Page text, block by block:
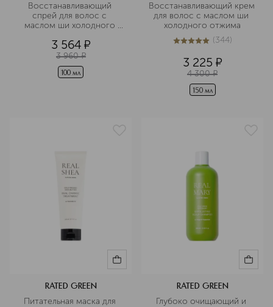
Восстанавливающий
спрей для волос с
маслом ши холодного
3 564 ¤
3 960 ¤
100 мл
Восстанавливающий крем
для волос с маслом ши
холодного отжима
5из 5344 (344)
3 225 ¤
4 300 ¤
150 мл
RATED GREEN
Питательная маска для
RATED GREEN
Глубоко очищающий и